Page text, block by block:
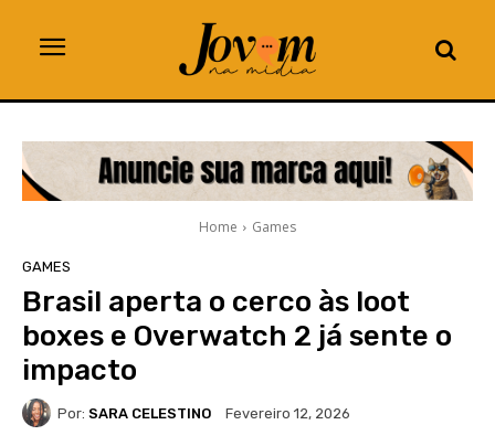
Home Games
GAMES
Brasil aperta o cerco às loot
boxes e Overwatch 2 já sente o
impacto
Por: SARA CELESTINO Fevereiro 12, 2026